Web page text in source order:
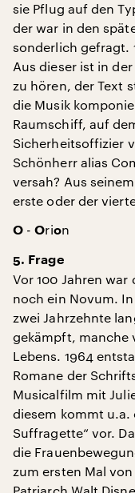
sie Pflug auf den
der war in den
sonderlich gefragt.
Aus dieser ist in der
zu hören, der Text
die Musik
Raumschiff, auf
Sicherheitsoffizier
Schönherr alias
versah? Aus
erste oder der
O -Orion
5. Frage
Vor 100 Jahren
noch ein Novum.
zwei Jahrzehnte
gekämpft, manche
Lebens. 1964
Romane der
Musicalfilm mit
diesem kommt u.a.
Suffragette“ vor.
die
zum ersten Mal